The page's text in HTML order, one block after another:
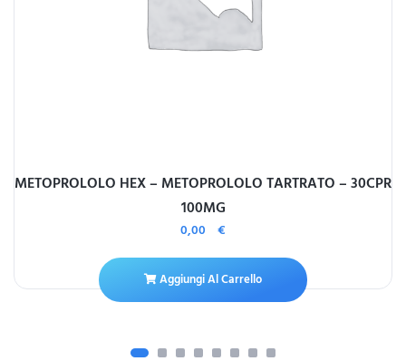
METOPROLOLO HEX – METOPROLOLO TARTRATO – 30CPR
100MG
0,00 €
Aggiungi Al Carrello